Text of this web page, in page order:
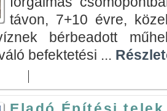
távon, 7+10 évre,
bérbeadott
befektetési ...